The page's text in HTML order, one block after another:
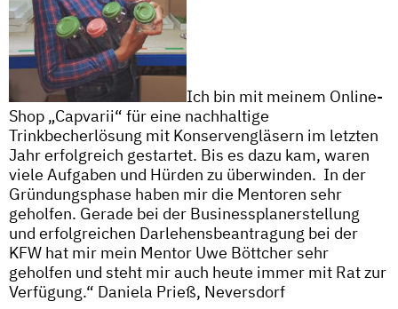
Ich bin mit meinem Online-
Shop „Capvarii“ für eine nachhaltige
Trinkbecherlösung mit Konservengläsern im letzten
Jahr erfolgreich gestartet. Bis es dazu kam, waren
viele Aufgaben und Hürden zu überwinden. In der
Gründungsphase haben mir die Mentoren sehr
geholfen. Gerade bei der Businessplanerstellung
und erfolgreichen Darlehensbeantragung bei der
KFW hat mir mein Mentor Uwe Böttcher sehr
geholfen und steht mir auch heute immer mit Rat zur
Verfügung.“ Daniela Prieß, Neversdorf